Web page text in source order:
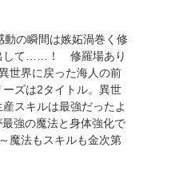
動の瞬間は嫉妬渦巻く修
出して……！ 修羅場あり
世界に戻った海人の前
ズは2タイトル。異世
スキルは最強だったよ
強の魔法と身体強化で
魔法もスキルも金次第